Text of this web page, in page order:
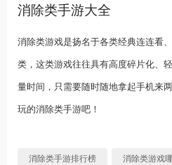
消除类手游大全
消除类游戏是扬名于各类经典连连看
类，这类游戏往往具有高度碎片化、
量时间，只需要随时随地拿起手机来
玩的消除类手游吧！
消除类手游排行榜 消除类游戏